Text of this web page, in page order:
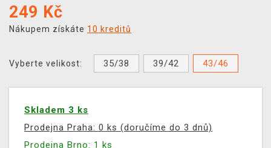
249 Kč
Nákupem získáte 10 kreditů
Vyberte velikost: 35/38 39/42 43/46
Skladem 3 ks
Prodejna Praha: 0 ks (doručíme do 3 dnů)
Prodejna Brno: 1 ks